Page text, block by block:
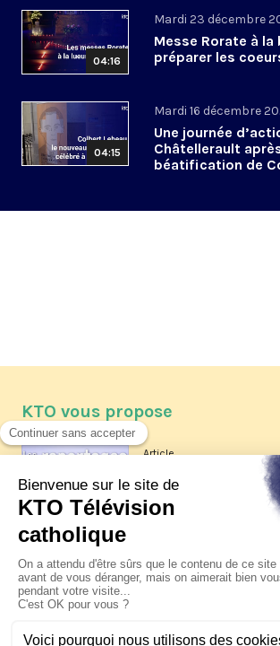
04:16
Mardi 23 décembre
Messe Rorate à la
préparer les
04:15
Mardi 16 décembre
Une journée
Châtellerault
béatification de
KTO vous propose
Article
Les reportages d'été
La visite pastorale du
XIV à Assise à suivre
jeudi 6 août
Le pape en Uruguay,